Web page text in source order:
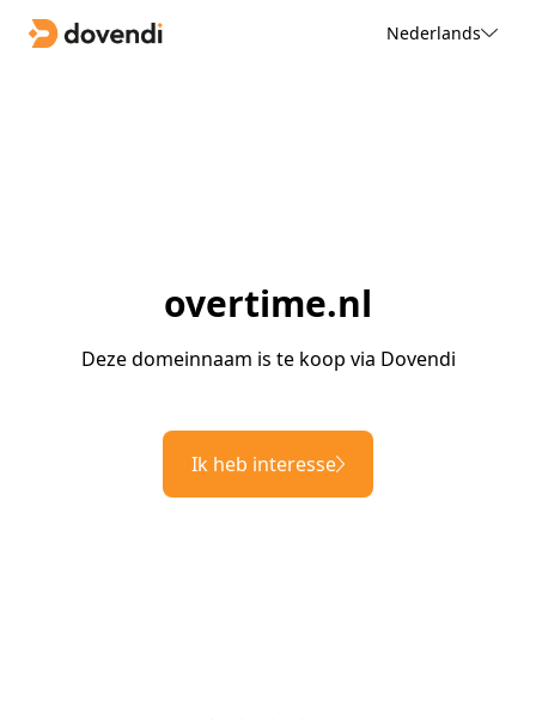
Nederlands
overtime.nl
Deze domeinnaam is te koop via Dovendi
Ik heb interesse